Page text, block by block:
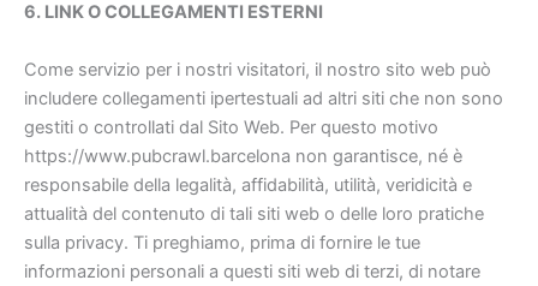
6. LINK O COLLEGAMENTI ESTERNI
Come servizio per i nostri visitatori, il nostro sito web può
includere collegamenti ipertestuali ad altri siti che non sono
gestiti o controllati dal Sito Web. Per questo motivo
https://www.pubcrawl.barcelona non garantisce, né è
responsabile della legalità, affidabilità, utilità, veridicità e
attualità del contenuto di tali siti web o delle loro pratiche
sulla privacy. Ti preghiamo, prima di fornire le tue
informazioni personali a questi siti web di terzi, di notare